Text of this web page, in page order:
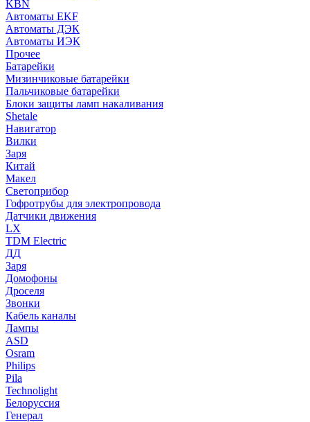
KBN
Автоматы EKF
Автоматы ДЭК
Автоматы ИЭК
Прочее
Батарейки
Мизинчиковые батарейки
Пальчиковые батарейки
Блоки защиты ламп накаливания
Shetale
Навигатор
Вилки
Заря
Китай
Макел
Светоприбор
Гофротрубы для электропровода
Датчики движения
LX
TDM Electric
ДД
Заря
Домофоны
Дроселя
Звонки
Кабель каналы
Лампы
ASD
Osram
Philips
Pila
Technolight
Белоруссия
Генерал